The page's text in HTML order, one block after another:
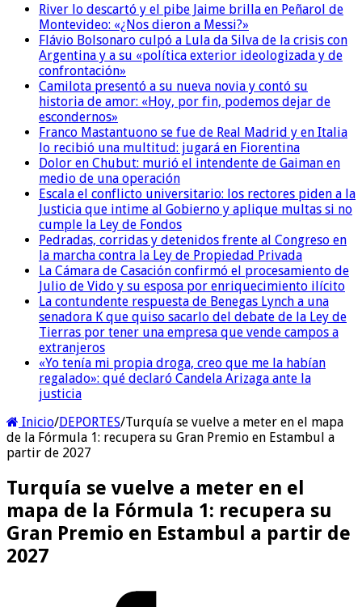
River lo descartó y el pibe Jaime brilla en Peñarol de
Montevideo: «¿Nos dieron a Messi?»
Flávio Bolsonaro culpó a Lula da Silva de la crisis con
Argentina y a su «política exterior ideologizada y de
confrontación»
Camilota presentó a su nueva novia y contó su
historia de amor: «Hoy, por fin, podemos dejar de
escondernos»
Franco Mastantuono se fue de Real Madrid y en Italia
lo recibió una multitud: jugará en Fiorentina
Dolor en Chubut: murió el intendente de Gaiman en
medio de una operación
Escala el conflicto universitario: los rectores piden a la
Justicia que intime al Gobierno y aplique multas si no
cumple la Ley de Fondos
Pedradas, corridas y detenidos frente al Congreso en
la marcha contra la Ley de Propiedad Privada
La Cámara de Casación confirmó el procesamiento de
Julio de Vido y su esposa por enriquecimiento ilícito
La contundente respuesta de Benegas Lynch a una
senadora K que quiso sacarlo del debate de la Ley de
Tierras por tener una empresa que vende campos a
extranjeros
«Yo tenía mi propia droga, creo que me la habían
regalado»: qué declaró Candela Arizaga ante la
justicia
Inicio/DEPORTES/Turquía se vuelve a meter en el mapa
de la Fórmula 1: recupera su Gran Premio en Estambul a
partir de 2027
Turquía se vuelve a meter en el
mapa de la Fórmula 1: recupera su
Gran Premio en Estambul a partir de
2027